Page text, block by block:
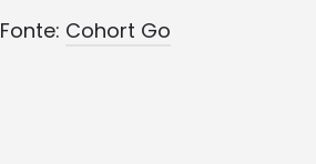
Fonte: Cohort Go